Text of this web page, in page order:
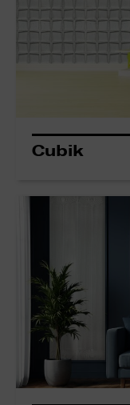
Cubik